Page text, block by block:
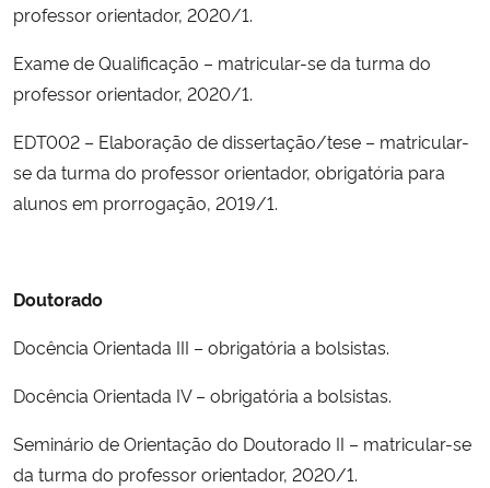
professor orientador, 2020/1.
Exame de Qualificação – matricular-se da turma do
professor orientador, 2020/1.
EDT002 – Elaboração de dissertação/tese – matricular-
se da turma do professor orientador, obrigatória para
alunos em prorrogação, 2019/1.
Doutorado
Docência Orientada III – obrigatória a bolsistas.
Docência Orientada IV – obrigatória a bolsistas.
Seminário de Orientação do Doutorado II – matricular-se
da turma do professor orientador, 2020/1.